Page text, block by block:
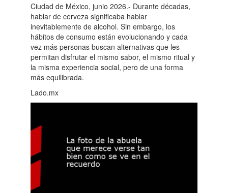
Ciudad de México, junio 2026.- Durante décadas,
hablar de cerveza significaba hablar
inevitablemente de alcohol. Sin embargo, los
hábitos de consumo están evolucionando y cada
vez más personas buscan alternativas que les
permitan disfrutar el mismo sabor, el mismo ritual y
la misma experiencia social, pero de una forma
más equilibrada.
Lado.mx